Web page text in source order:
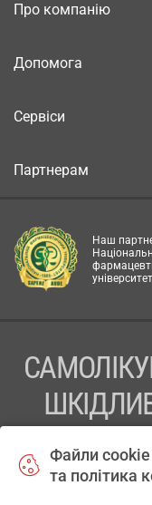
Про компанію
Допомога
Сервіси
Партнерам
Наш
університет
ПЕРЕД
Файли cookie
та політика